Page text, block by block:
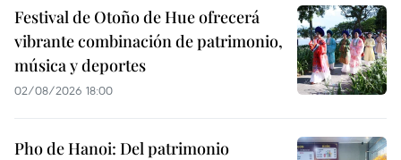
Festival de Otoño de Hue ofrecerá
vibrante combinación de patrimonio,
música y deportes
02/08/2026 18:00
Pho de Hanoi: Del patrimonio